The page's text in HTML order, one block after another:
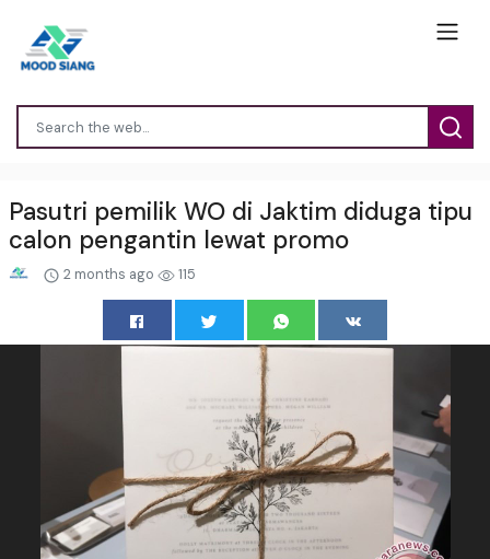
Pasutri pemilik WO di Jaktim diduga tipu
calon pengantin lewat promo
2 months ago 115